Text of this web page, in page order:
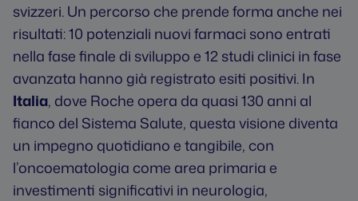
svizzeri. Un percorso che prende forma anche nei
risultati: 10 potenziali nuovi farmaci sono entrati
nella fase finale di sviluppo e 12 studi clinici in fase
avanzata hanno già registrato esiti positivi. In
Italia, dove Roche opera da quasi 130 anni al
fianco del Sistema Salute, questa visione diventa
un impegno quotidiano e tangibile, con
l’oncoematologia come area primaria e
investimenti significativi in neurologia,